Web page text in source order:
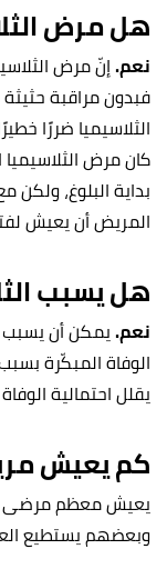
هل مرض
نعم.إنّ مرض
فبدون مراقبة
الثلاسيميا ضررًا
كان مرض الثلاسيميا
بداية البلوغ، ولكن
المريض أن يعيش
هل يسبب
نعم.يمكن أن يسبب
الوفاة المبكّرة
يقلل احتمالية
كم يعيش
يعيش معظم مرضى
وبعضهم يستطيع